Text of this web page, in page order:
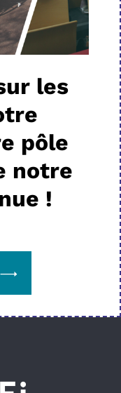
les
pôle
notre
!